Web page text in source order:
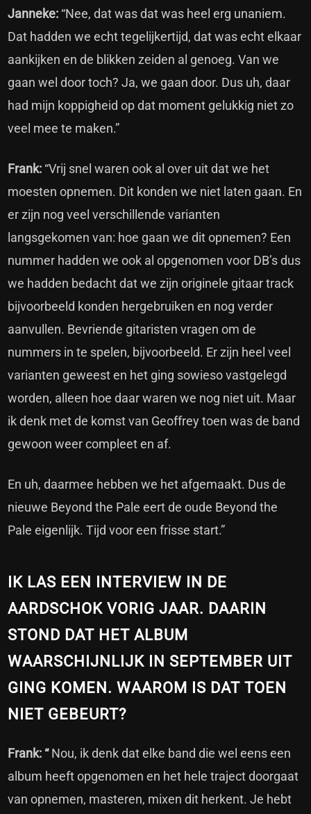
Janneke: “Nee, dat was dat was heel erg unaniem.
Dat hadden we echt tegelijkertijd, dat was echt elkaar
aankijken en de blikken zeiden al genoeg. Van we
gaan wel door toch? Ja, we gaan door. Dus uh, daar
had mijn koppigheid op dat moment gelukkig niet zo
veel mee te maken.”
Frank: “Vrij snel waren ook al over uit dat we het
moesten opnemen. Dit konden we niet laten gaan. En
er zijn nog veel verschillende varianten
langsgekomen van: hoe gaan we dit opnemen? Een
nummer hadden we ook al opgenomen voor DB’s dus
we hadden bedacht dat we zijn originele gitaar track
bijvoorbeeld konden hergebruiken en nog verder
aanvullen. Bevriende gitaristen vragen om de
nummers in te spelen, bijvoorbeeld. Er zijn heel veel
varianten geweest en het ging sowieso vastgelegd
worden, alleen hoe daar waren we nog niet uit. Maar
ik denk met de komst van Geoffrey toen was de band
gewoon weer compleet en af.
En uh, daarmee hebben we het afgemaakt. Dus de
nieuwe Beyond the Pale eert de oude Beyond the
Pale eigenlijk. Tijd voor een frisse start.”
IK LAS EEN INTERVIEW IN DE
AARDSCHOK VORIG JAAR. DAARIN
STOND DAT HET ALBUM
WAARSCHIJNLIJK IN SEPTEMBER UIT
GING KOMEN. WAAROM IS DAT TOEN
NIET GEBEURT?
Frank: “Nou, ik denk dat elke band die wel eens een
album heeft opgenomen en het hele traject doorgaat
van opnemen, masteren, mixen dit herkent. Je hebt